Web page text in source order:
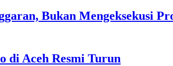
Bukan Mengeksekusi
di Aceh Resmi Turun